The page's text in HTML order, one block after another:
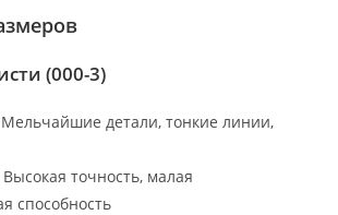
(000-3)
детали, тонкие линии,
точность, малая
способность